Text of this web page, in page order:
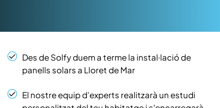
Des de Solfy duem a terme la instal·lació de
panells solars a Lloret de Mar
El nostre equip d'experts realitzarà un estudi